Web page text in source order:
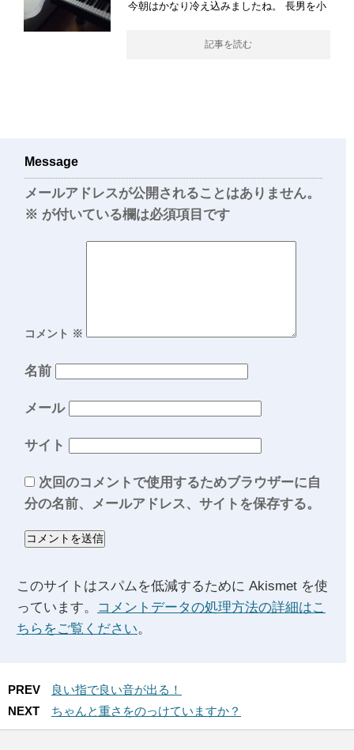
今朝はかなり冷え込みましたね。 長男を小
記事を読む
Message
メールアドレスが公開されることはありません。
※ が付いている欄は必須項目です
コメント ※
名前
メール
サイト
次回のコメントで使用するためブラウザーに自
分の名前、メールアドレス、サイトを保存する。
このサイトはスパムを低減するために Akismet を使
っています。
コメントデータの処理方法の詳細はこ
ちらをご覧ください。
PREV
良い指で良い音が出る！
NEXT
ちゃんと重さをのっけていますか？